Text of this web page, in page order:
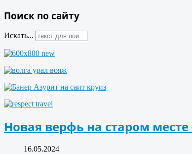
Поиск по сайту
Искать...
Новая верфь на старом месте
16.05.2024